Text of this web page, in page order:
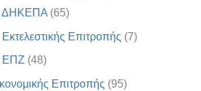
ΔΗΚΕΠΑ (65)
Επιτροπής (7)
ΕΠΖ (48)
Επιτροπής (95)